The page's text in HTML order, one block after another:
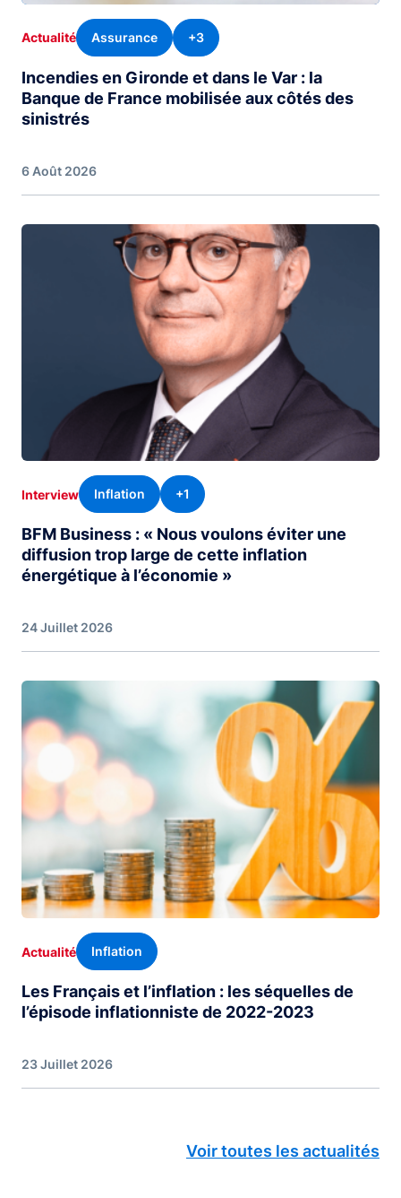
Actualité Assurance +3
Incendies en Gironde et dans le Var : la
Banque de France mobilisée aux côtés des
sinistrés
6 Août 2026
Image
Interview Inflation +1
BFM Business : « Nous voulons éviter une
diffusion trop large de cette inflation
énergétique à l’économie »
24 Juillet 2026
Image
Actualité Inflation
Les Français et l’inflation : les séquelles de
l’épisode inflationniste de 2022-2023
23 Juillet 2026
Voir toutes les actualités